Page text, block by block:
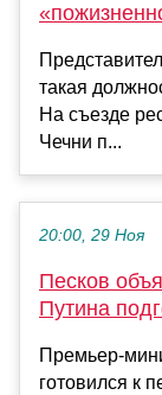
такая
На съезде
Чечни п...
20:00, 29 Ноя
Песков
Путина
Премьер-
готовился к